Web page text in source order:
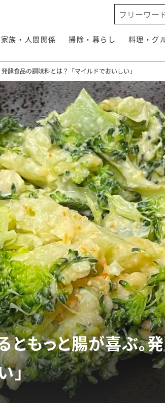
家族・人間関係 掃除・暮らし 料理・グ
酵食品の調味料とは？「マイルドでおいしい」
ともっと腸が喜ぶ
」